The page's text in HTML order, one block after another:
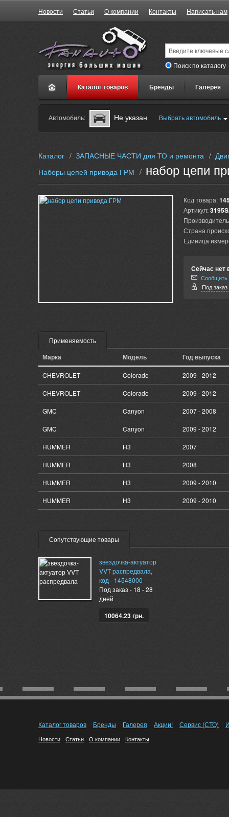
Новости Статьи О компании Контакты Написать нам
Поиск по каталогу
Каталог товаров Бренды Галерея
Автомобиль: Не указан Выбрать автомобиль
Каталог / ЗАПАСНЫЕ ЧАСТИ для ТО и ремонта /
Наборы цепей привода ГРМ / набор цепи
Код товара:
Артикул:
Страна
Единица
Сейчас нет
Сообщить
Под
Применяемость
Марка Модель Год выпуска
CHEVROLET Colorado 2009 - 2012
CHEVROLET Colorado 2009 - 2012
GMC Canyon 2007 - 2008
GMC Canyon 2009 - 2012
HUMMER H3 2007
HUMMER H3 2008
HUMMER H3 2009 - 2010
HUMMER H3 2009 - 2010
Сопутствующие товары
звездочка-актуатор
VVT распредвала,
код - 14548000
Под заказ - 18 - 28
дней
10064.23 грн.
Каталог товаров Бренды Галерея Акции! Сервис (СТО)
Новости Статьи О компании Контакты